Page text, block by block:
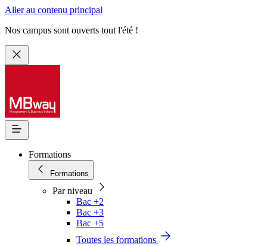
Aller au contenu principal
Nos campus sont ouverts tout l'été !
Formations
Formations
Par niveau
Bac +2
Bac +3
Bac +5
Toutes les formations